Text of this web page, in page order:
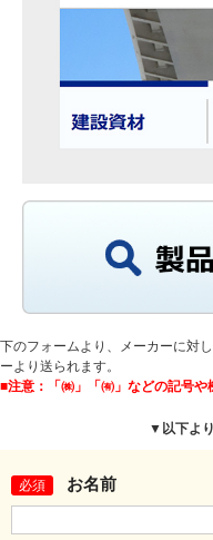
下のフォームより、メーカーに対
ーより送られます。
■注意：「㈱」「㈲」などの記号や
▼以下よ
必須 お名前